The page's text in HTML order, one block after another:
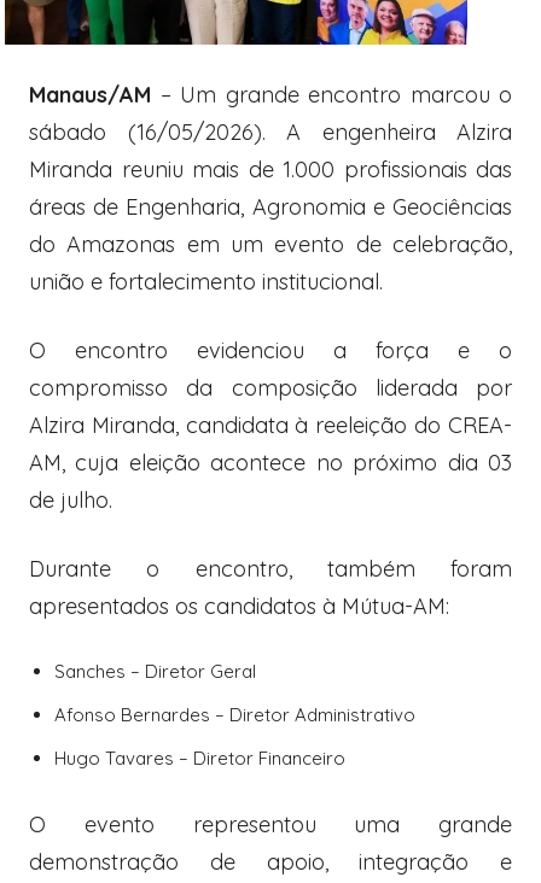
Manaus/AM – Um grande encontro marcou o
sábado (16/05/2026). A engenheira Alzira
Miranda reuniu mais de 1.000 profissionais das
áreas de Engenharia, Agronomia e Geociências
do Amazonas em um evento de celebração,
união e fortalecimento institucional.
O encontro evidenciou a força e o
compromisso da composição liderada por
Alzira Miranda, candidata à reeleição do CREA-
AM, cuja eleição acontece no próximo dia 03
de julho.
Durante o encontro, também foram
apresentados os candidatos à Mútua-AM:
Sanches – Diretor Geral
Afonso Bernardes – Diretor Administrativo
Hugo Tavares – Diretor Financeiro
O evento representou uma grande
demonstração de apoio, integração e